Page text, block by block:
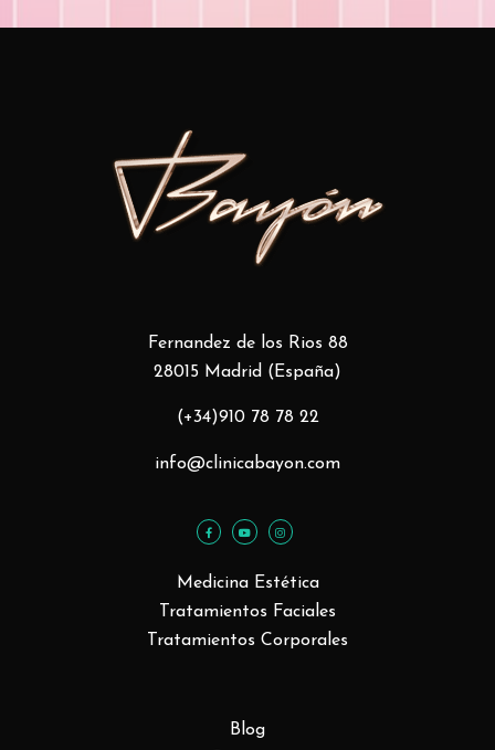
Fernandez de los Rios 88
28015 Madrid (España)
(+34)910 78 78 22
info@clinicabayon.com
Medicina Estética
Tratamientos Faciales
Tratamientos Corporales
Blog